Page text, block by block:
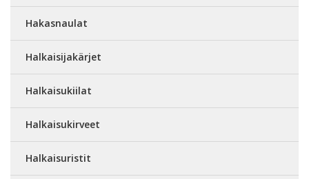
Hakasnaulat
Halkaisijakärjet
Halkaisukiilat
Halkaisukirveet
Halkaisuristit